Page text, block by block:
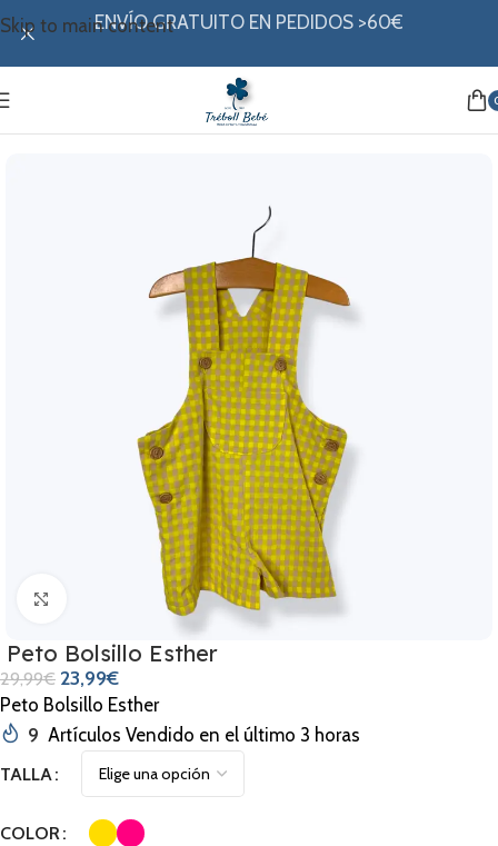
Skip to main contentENVÍO GRATUITO EN PEDIDOS >60€
Colección verano
Clic para ampliar
Peto Bolsillo Esther
29,99€ 23,99€
Peto Bolsillo Esther
9 Artículos Vendido en el último 3 horas
TALLA
COLOR